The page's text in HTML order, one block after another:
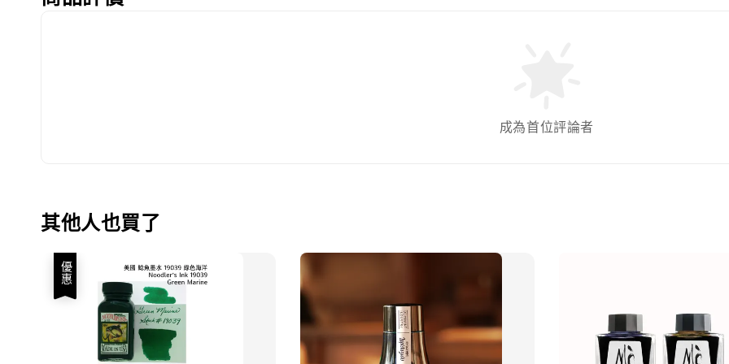
成為首位評論者
其他人也買了
優惠